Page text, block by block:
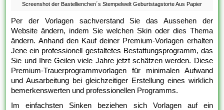
Screenshot der Bastellienchen´s Stempelwelt Geburtstagstorte Aus Papier
Per der Vorlagen sachverstand Sie das Aussehen der
Website ändern, indem Sie welchen Skin oder dies Thema
ändern. Anhand den Kauf deiner Premium-Vorlagen erhalten
Jene ein professionell gestaltetes Bestattungsprogramm, das
Sie und Ihre Geilen viele Jahre jetzt schätzen werden. Diese
Premium-Trauerprogrammvorlagen für minimalen Aufwand
und Ausarbeitung bei gleichzeitiger Erstellung eines wirklich
bemerkenswerten und professionellen Programms.
Im einfachsten Sinken beziehen sich Vorlagen auf ein